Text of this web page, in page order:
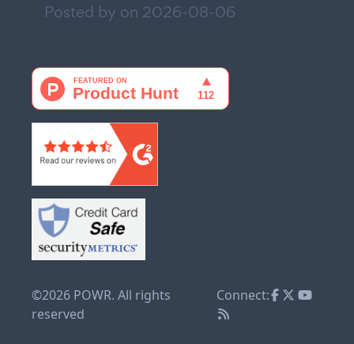
Posted by on 2026-08-06
©2026 POWR. All rights
reserved
Connect: